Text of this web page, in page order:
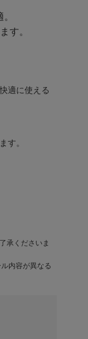
す。
適に使える
す。
承くださいま
内容が異なる